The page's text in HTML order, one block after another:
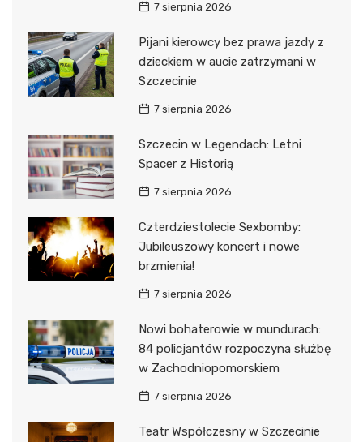
7 sierpnia 2026
Pijani kierowcy bez prawa jazdy z
dzieckiem w aucie zatrzymani w
Szczecinie
7 sierpnia 2026
Szczecin w Legendach: Letni
Spacer z Historią
7 sierpnia 2026
Czterdziestolecie Sexbomby:
Jubileuszowy koncert i nowe
brzmienia!
7 sierpnia 2026
Nowi bohaterowie w mundurach:
84 policjantów rozpoczyna służbę
w Zachodniopomorskiem
7 sierpnia 2026
Teatr Współczesny w Szczecinie